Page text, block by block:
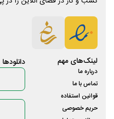
لینک‌های مهم
درباره ما
تماس با ما
قوانین استفاده
حریم خصوصی
دانلود‌ها